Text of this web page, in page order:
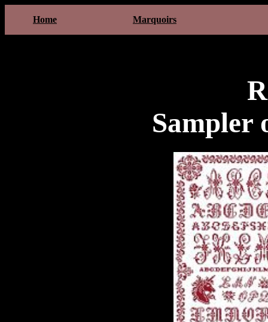
Home Marquoirs
Sampler